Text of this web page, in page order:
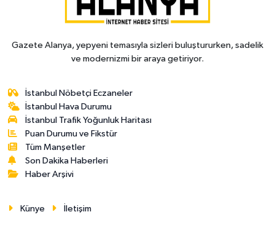
Gazete Alanya, yepyeni temasıyla sizleri buluştururken, sadelik
ve modernizmi bir araya getiriyor.
İstanbul Nöbetçi Eczaneler
İstanbul Hava Durumu
İstanbul Trafik Yoğunluk Haritası
Puan Durumu ve Fikstür
Tüm Manşetler
Son Dakika Haberleri
Haber Arşivi
Künye İletişim